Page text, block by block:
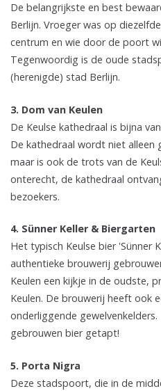
De belangrijkste en best
Berlijn. Vroeger was op
centrum en wie door de poort
Tegenwoordig is de oude
(herenigde) stad Berlijn.
3. Dom van Keulen
De Keulse kathedraal is bijna
De kathedraal wordt niet alleen
maar is ook de trots van de
onterecht, de kathedraal
bezoekers.
4. Sünner Keller & Biergarten
Het typisch Keulse bier 'Sünner
authentieke brouwerij
Keulen een kijkje in de oudste,
Keulen. De brouwerij heeft ook
onderliggende
gebrouwen bier getapt!
5. Porta Nigra
Deze stadspoort, die in de